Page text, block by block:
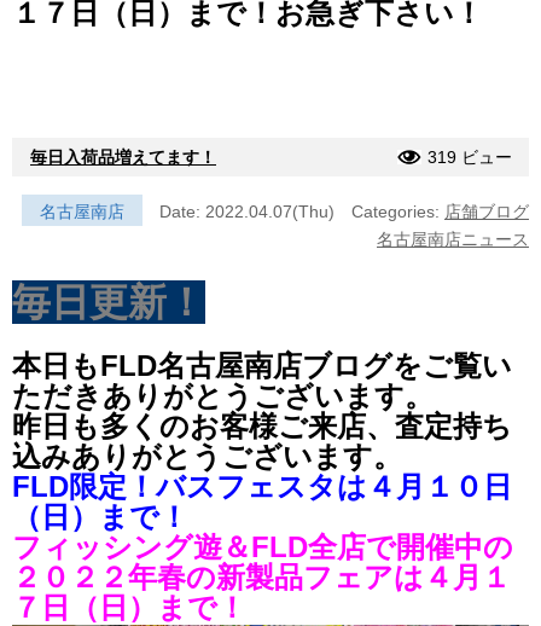
１７日（日）まで！お急ぎ下さい！
毎日入荷品増えてます！ 319 ビュー
名古屋南店 Date: 2022.04.07(Thu) Categories: 店舗ブログ
名古屋南店ニュース
毎日更新！
本日もFLD名古屋南店ブログをご覧い
ただきありがとうございます。
昨日も多くのお客様ご来店、査定持ち
込みありがとうございます。
FLD限定！バスフェスタは４月１０日
（日）まで！
フィッシング遊＆FLD全店で開催中の
２０２２年春の新製品フェアは４月１
７日（日）まで！